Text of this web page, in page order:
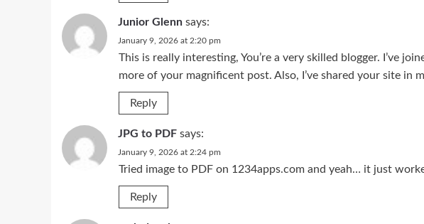
Junior Glenn says:
January 9, 2026 at 2:20 pm
This is really interesting, You’re a very skilled blogger. I’ve
more of your magnificent post. Also, I’ve shared your site in
Reply
JPG to PDF says:
January 9, 2026 at 2:24 pm
Tried image to PDF on 1234apps.com and yeah… it just
Reply